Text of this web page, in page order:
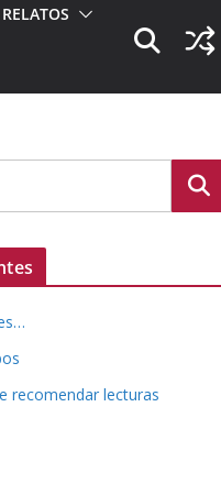
RELATOS
recomendar lecturas